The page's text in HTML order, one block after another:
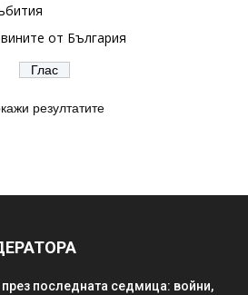
от България
резултатите
през последната седмица: войни,